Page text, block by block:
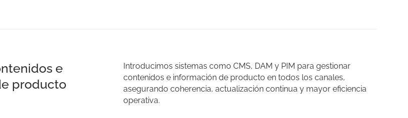
e
producto
Introducimos sistemas como CMS, DAM y PIM para gestionar
contenidos e información de producto en todos los canales,
asegurando coherencia, actualización continua y mayor eficiencia
operativa.